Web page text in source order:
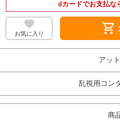
dカードでお支払な
お気に入り shopping_cart
アッ
乱視用コン
商